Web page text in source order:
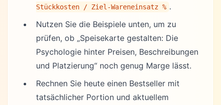
Stückkosten / Ziel-Wareneinsatz % .
Nutzen Sie die Beispiele unten, um zu
prüfen, ob „Speisekarte gestalten: Die
Psychologie hinter Preisen, Beschreibungen
und Platzierung“ noch genug Marge lässt.
Rechnen Sie heute einen Bestseller mit
tatsächlicher Portion und aktuellem